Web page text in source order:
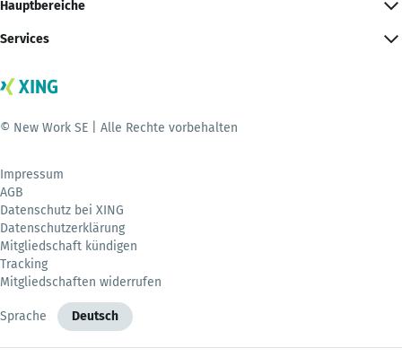
Hauptbereiche
Services
© New Work SE | Alle Rechte vorbehalten
Impressum
AGB
Datenschutz bei XING
Datenschutzerklärung
Mitgliedschaft kündigen
Tracking
Mitgliedschaften widerrufen
Sprache Deutsch